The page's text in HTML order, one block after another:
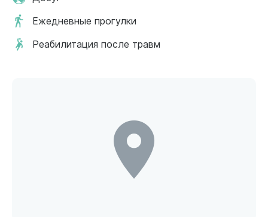
Ежедневные прогулки
Реабилитация после травм